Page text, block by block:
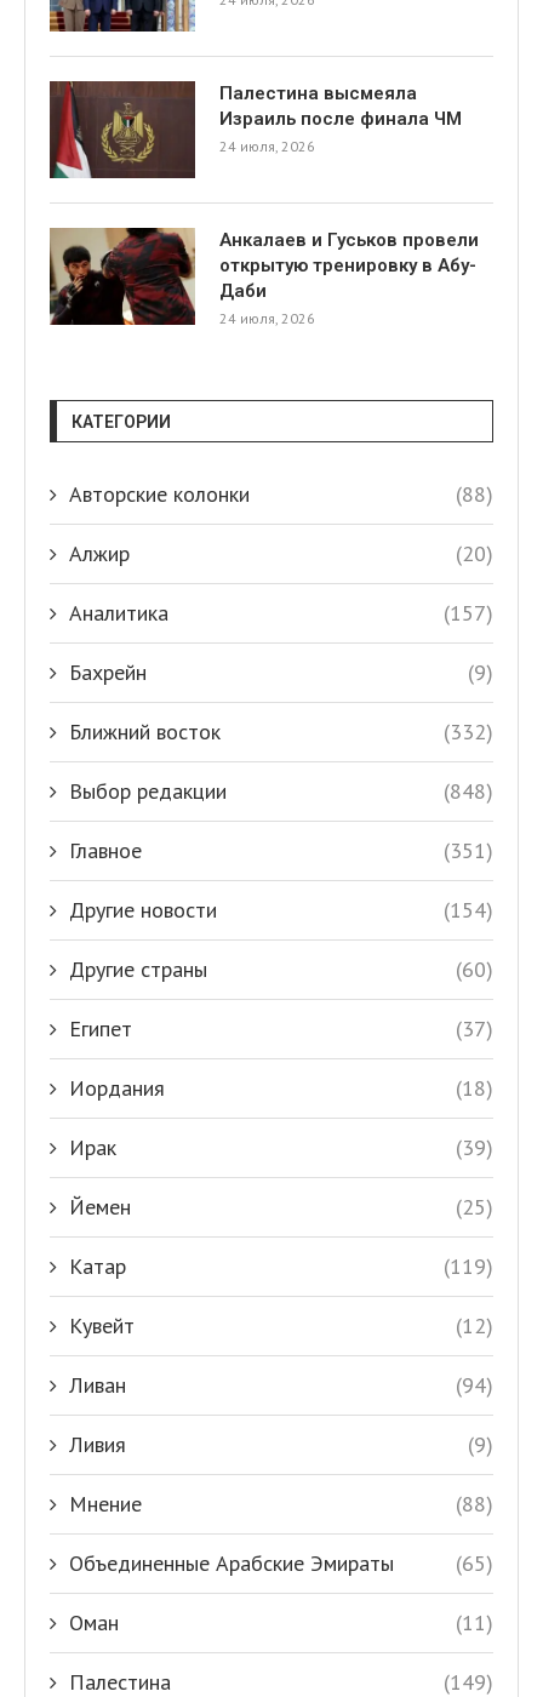
Палестина высмеяла
Израиль после финала ЧМ
24 июля, 2026
Анкалаев и Гуськов провели
открытую тренировку в Абу-
Даби
24 июля, 2026
КАТЕГОРИИ
Авторские колонки (88)
Алжир (20)
Аналитика (157)
Бахрейн (9)
Ближний восток (332)
Выбор редакции (848)
Главное (351)
Другие новости (154)
Другие страны (60)
Египет (37)
Иордания (18)
Ирак (39)
Йемен (25)
Катар (119)
Кувейт (12)
Ливан (94)
Ливия (9)
Мнение (88)
Объединенные Арабские Эмираты (65)
Оман (11)
Палестина (149)